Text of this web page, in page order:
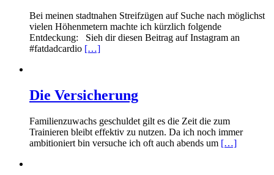
Bei meinen stadtnahen Streifzügen auf Suche nach möglichst
vielen Höhenmetern machte ich kürzlich folgende
Entdeckung: Sieh dir diesen Beitrag auf Instagram an
#fatdadcardio […]
Die Versicherung
Familienzuwachs geschuldet gilt es die Zeit die zum
Trainieren bleibt effektiv zu nutzen. Da ich noch immer
ambitioniert bin versuche ich oft auch abends um […]